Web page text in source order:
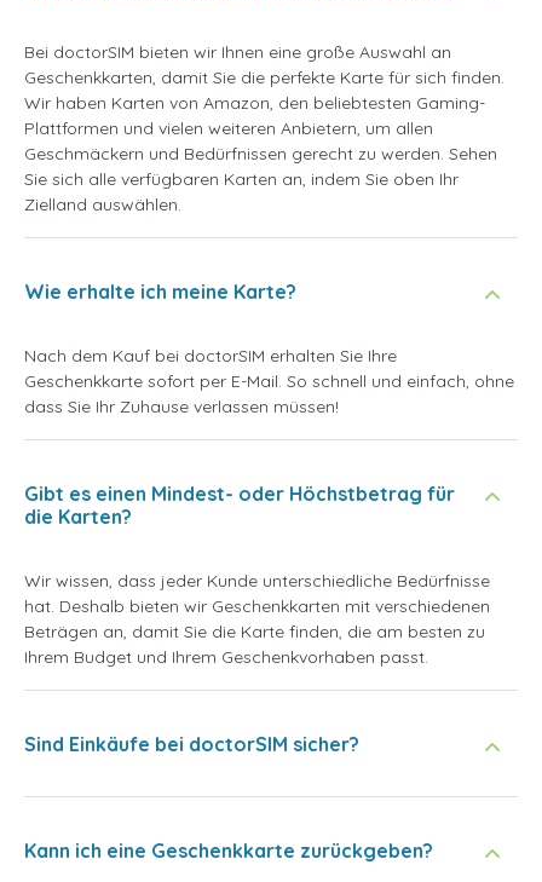
Bei doctorSIM bieten wir Ihnen eine große Auswahl an
Geschenkkarten, damit Sie die perfekte Karte für sich finden.
Wir haben Karten von Amazon, den beliebtesten Gaming-
Plattformen und vielen weiteren Anbietern, um allen
Geschmäckern und Bedürfnissen gerecht zu werden. Sehen
Sie sich alle verfügbaren Karten an, indem Sie oben Ihr
Zielland auswählen.
Wie erhalte ich meine Karte?
Nach dem Kauf bei doctorSIM erhalten Sie Ihre
Geschenkkarte sofort per E-Mail. So schnell und einfach, ohne
dass Sie Ihr Zuhause verlassen müssen!
Gibt es einen Mindest- oder Höchstbetrag für
die Karten?
Wir wissen, dass jeder Kunde unterschiedliche Bedürfnisse
hat. Deshalb bieten wir Geschenkkarten mit verschiedenen
Beträgen an, damit Sie die Karte finden, die am besten zu
Ihrem Budget und Ihrem Geschenkvorhaben passt.
Sind Einkäufe bei doctorSIM sicher?
Kann ich eine Geschenkkarte zurückgeben?